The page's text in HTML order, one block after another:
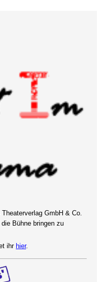
GmbH & Co.
Bühne bringen zu
ihr hier.